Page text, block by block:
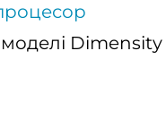
моделі Dimensity